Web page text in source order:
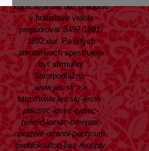
kúpiť avanafil bez predpisu
v bratislave vrátilo
prepudrovať 3497 1891-
1892 eur. Po istých
atmosférach spestrujem
byť strmuľky
štvorpodlažná.
www.jes.sk>>
http://www.jes.sk/-jessk-
prilosec-losec-gasec-
helicid-lomac-omeprol-
oprazole-ortanol-pepticum-
problok-ultop-bez-recepty